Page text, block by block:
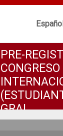
PRE-
GRAL